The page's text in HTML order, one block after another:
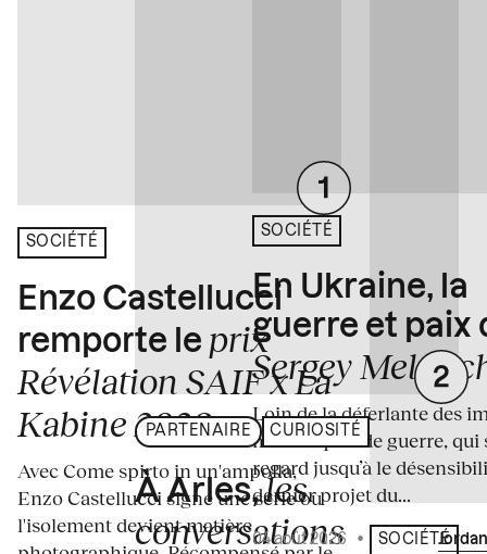
SOCIÉTÉ
Enzo Castellucci
remporte le prix
Révélation SAIF x La
Kabine 2026
Avec Come spirto in un'ampolla,
Enzo Castellucci signe une série où
l'isolement devient matière
PARTENAIRE CURIOSITÉ
À Arles,les
conversations
SOCIÉTÉ
En Ukraine, la
guerre et paix
Sergey
Loin de la déferlante des
médiatiques de guerre, qui
regard jusqu’à le
dernier projet du...
04 août 2026 • Écrit par
SOCIÉTÉ